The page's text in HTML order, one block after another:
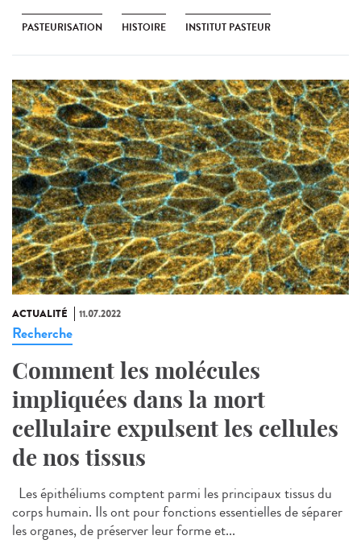
PASTEURISATION HISTOIRE INSTITUT PASTEUR
ACTUALITÉ 11.07.2022
Recherche
Comment les molécules
impliquées dans la mort
cellulaire expulsent les cellules
de nos tissus
Les épithéliums comptent parmi les principaux tissus du
corps humain. Ils ont pour fonctions essentielles de séparer
les organes, de préserver leur forme et...